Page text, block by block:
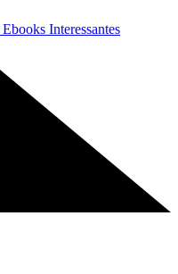
Ebooks Interessantes